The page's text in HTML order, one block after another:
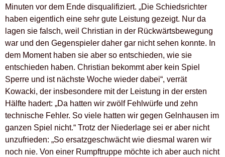
Minuten vor dem Ende disqualifiziert. „Die Schiedsrichter
haben eigentlich eine sehr gute Leistung gezeigt. Nur da
lagen sie falsch, weil Christian in der Rückwärtsbewegung
war und den Gegenspieler daher gar nicht sehen konnte. In
dem Moment haben sie aber so entschieden, wie sie
entschieden haben. Christian bekommt aber kein Spiel
Sperre und ist nächste Woche wieder dabei“, verrät
Kowacki, der insbesondere mit der Leistung in der ersten
Hälfte hadert: „Da hatten wir zwölf Fehlwürfe und zehn
technische Fehler. So viele hatten wir gegen Gelnhausen im
ganzen Spiel nicht.“ Trotz der Niederlage sei er aber nicht
unzufrieden: „So ersatzgeschwächt wie diesmal waren wir
noch nie. Von einer Rumpftruppe möchte ich aber auch nicht